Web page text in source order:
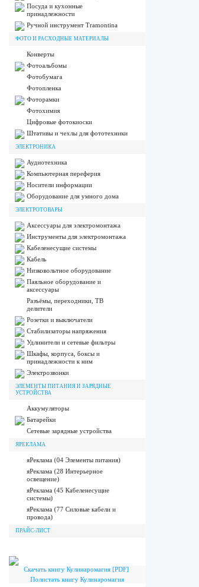
Посуда и кухонные
принадлежности
Ручной инструмент Tramontina
ФОТО И РАСХОДНЫЕ МАТЕРИАЛЫ
Конверты
Фотоальбомы
Фотобумага
Фотопленка
Фоторамки
Фотохимия
Цифровые фотокиоски
Штативы и чехлы для фототехники
ЭЛЕКТРОНИКА
Аудиотехника
Компьютерная переферия
Носители информации
Оборудование для умного дома
ЭЛЕКТРОТОВАРЫ
Аксессуары для электромонтажа
Инструменты для электромонтажа
Кабеленесущие системы
Кабель
Низковольтное оборудование
Паяльное оборудование и
аксессуары
Разъёмы, переходники, ТВ
делители
Розетки и выключатели
Стабилизаторы напряжения
Удлинители и сетевые фильтры
Шкафы, корпуса, боксы и
принадлежности к ним
Электрозвонки
ЭЛЕМЕНТЫ ПИТАНИЯ И ЗАРЯДНЫЕ
УСТРОЙСТВА
Аккумуляторы
Батарейки
Сетевые зарядные устройства
ЯРЕКЛАМА
яРеклама (04 Элементы питания)
яРеклама (28 Интерьерное
освещение)
яРеклама (45 Кабеленесущие
системы)
яРеклама (77 Силовые кабели и
провода)
ПРАЙС-ЛИСТ
Скачать книгу Кулинаромагия [PDF]
Полистать книгу Кулинаромагия